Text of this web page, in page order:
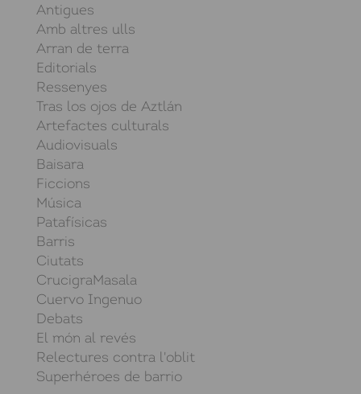
Antigues
Amb altres ulls
Arran de terra
Editorials
Ressenyes
Tras los ojos de Aztlán
Artefactes culturals
Audiovisuals
Baisara
Ficcions
Música
Patafísicas
Barris
Ciutats
CrucigraMasala
Cuervo Ingenuo
Debats
El món al revés
Relectures contra l'oblit
Superhéroes de barrio